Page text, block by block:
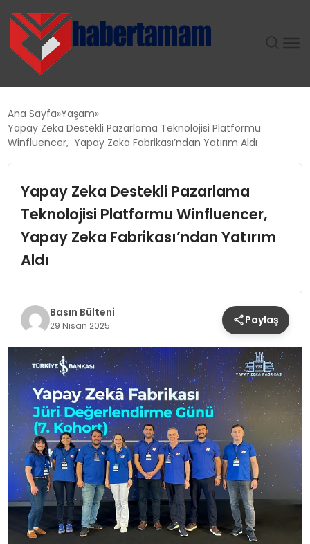
TEKNOLOJI
SAĞLIK
EKONOMI
SIYASET
EĞITIM
YAŞAM
Ana Sayfa Yaşam
Yapay Zeka Destekli Pazarlama Teknolojisi Platformu
Winfluencer, Yapay Zeka Fabrikası’ndan Yatırım Aldı
Yapay Zeka Destekli Pazarlama
Teknolojisi Platformu Winfluencer,
Yapay Zeka Fabrikası’ndan Yatırım
Aldı
Basın Bülteni
29 Nisan 2025 Paylaş